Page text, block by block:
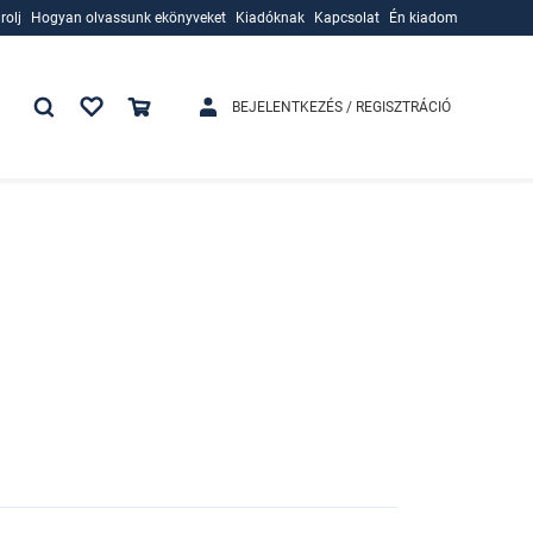
Hogyan olvassunk ekönyveket
Kiadóknak
Kapcsolat Én kiadom
BEJELENTKEZÉS / REGISZTRÁCIÓ